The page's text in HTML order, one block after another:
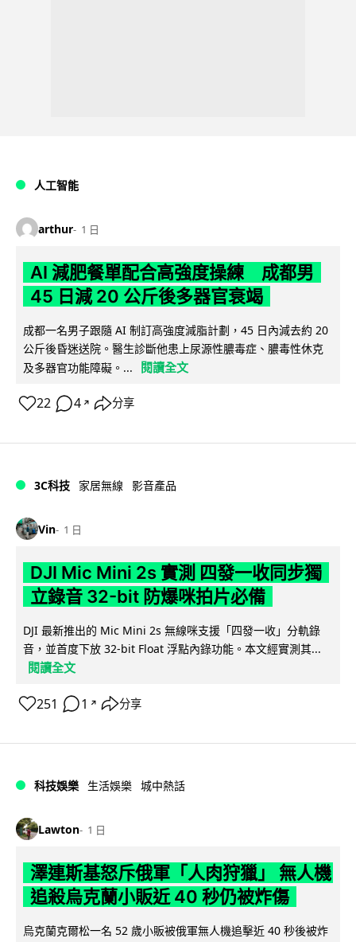
人工智能
arthur 1 日
AI 減肥餐單配合高強度操練 成都男
45 日減 20 公斤後多器官衰竭
成都一名男子跟隨 AI 制訂高強度減脂計劃，45 日內減去約 20
公斤後昏迷送院。醫生診斷他患上尿源性膿毒症、膿毒性休克
及多器官功能障礙。...
閱讀全文
22 4 ↗ 分享
3C科技 家居無線 影音產品
Vin 1 日
DJI Mic Mini 2s 實測 四發一收同步獨
立錄音 32-bit 防爆咪拍片必備
DJI 最新推出的 Mic Mini 2s 無線咪支援「四發一收」分軌錄
音，並首度下放 32-bit Float 浮點內錄功能。本文經實測其...
閱讀全文
251 1 ↗ 分享
科技娛樂 生活娛樂 城中熱話
Lawton 1 日
澤連斯基怒斥俄軍「人肉狩獵」 無人機
追殺烏克蘭小販近 40 秒仍被炸傷
烏克蘭克爾松一名 52 歲小販被俄軍無人機追擊近 40 秒後被炸